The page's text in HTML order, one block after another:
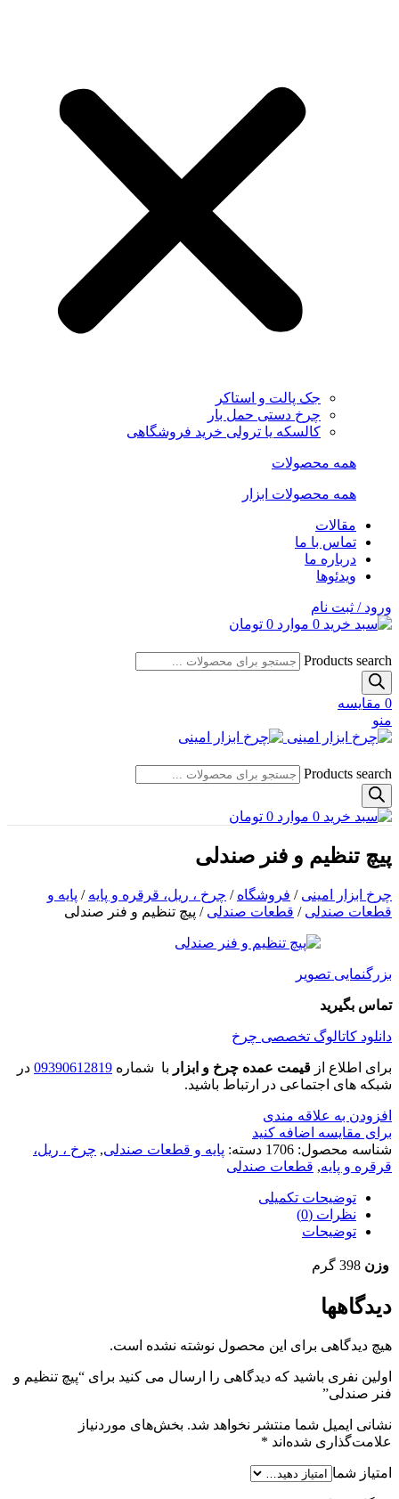
جک پالت و استاکر
چرخ دستی حمل بار
کالسکه یا ترولی خرید فروشگاهی
همه محصولات
همه محصولات ابزار
مقالات
تماس با ما
درباره ما
ویدئوها
ورود / ثبت نام
0 موارد 0 تومان
Products search
0 مقایسه
منو
Products search
0 موارد 0 تومان
پیچ تنظیم و فنر صندلی
چرخ ابزار امینی / فروشگاه / چرخ ، ریل، قرقره و پایه / پایه و
قطعات صندلی / قطعات صندلی / پیچ تنظیم و فنر صندلی
بزرگنمایی تصویر
تماس بگیرید
دانلود کاتالوگ تخصصی چرخ
برای اطلاع از قیمت عمده چرخ و ابزار با شماره 09390612819 در
شبکه های اجتماعی در ارتباط باشید.
افزودن به علاقه مندی
برای مقایسه اضافه کنید
شناسه محصول: 1706 دسته: پایه و قطعات صندلی, چرخ ، ریل،
قرقره و پایه, قطعات صندلی
توضیحات تکمیلی
نظرات (0)
توضیحات
وزن 398 گرم
دیدگاهها
هیچ دیدگاهی برای این محصول نوشته نشده است.
اولین نفری باشید که دیدگاهی را ارسال می کنید برای “پیچ تنظیم و
فنر صندلی”
نشانی ایمیل شما منتشر نخواهد شد. بخش‌های موردنیاز
علامت‌گذاری شده‌اند *
امتیاز شما